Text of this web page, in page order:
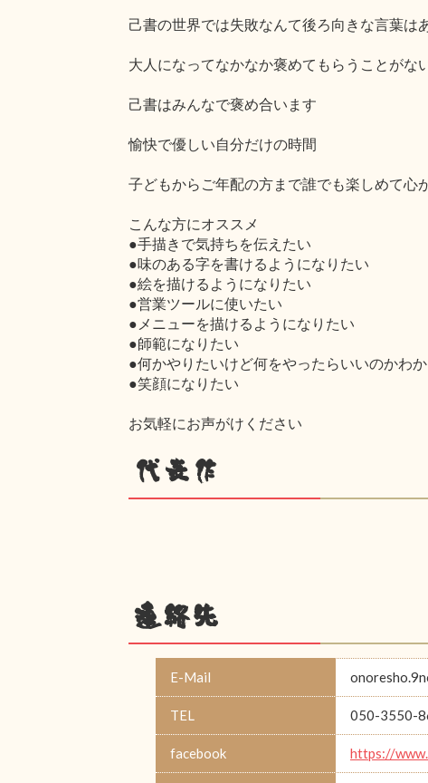
己書の世界では失敗なんて後ろ向きな言葉は
大人になってなかなか褒めてもらうことがな
己書はみんなで褒め合います
愉快で優しい自分だけの時間
子どもからご年配の方まで誰でも楽しめて心
こんな方にオススメ
●手描きで気持ちを伝えたい
●味のある字を書けるようになりたい
●絵を描けるようになりたい
●営業ツールに使いたい
●メニューを描けるようになりたい
●師範になりたい
●何かやりたいけど何をやったらいいのかわ
●笑顔になりたい
お気軽にお声がけください
代表作
連絡先
E-Mail
TEL 050-3550-
facebook https://